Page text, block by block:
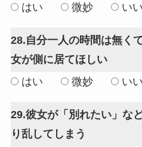
はい
微妙 いい
28.自分一人の時間は無く
女が側に居てほしい
はい
微妙 いい
29.彼女が「別れたい」な
り乱してしまう